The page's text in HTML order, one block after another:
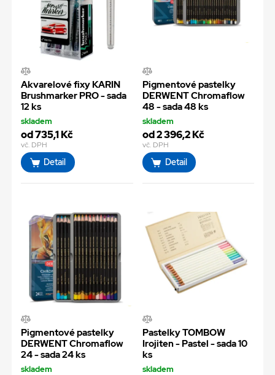
Akvarelové fixy KARIN
Brushmarker PRO - sada
12 ks
skladem
od 735,1 Kč
vč. DPH
Detail
Pigmentové pastelky
DERWENT Chromaflow
48 - sada 48 ks
skladem
od 2 396,2 Kč
vč. DPH
Detail
Pigmentové pastelky
DERWENT Chromaflow
24 - sada 24 ks
skladem
Pastelky TOMBOW
Irojiten - Pastel - sada 10
ks
skladem